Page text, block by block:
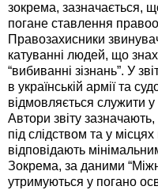
зокрема, зазначається,
погане ставлення
Правозахисники
катуванні людей, що
“вибиванні зізнань”. У
в українській армії та
відмовляється служити у
Автори звіту
під слідством та у
відповідають
Зокрема, за даними
утримуються у погано